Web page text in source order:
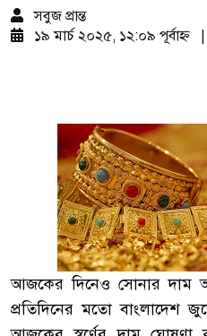
সবুজ প্রান্ত
১৯ মার্চ ২০২৫, ১২:০৯ পূর্বাহ্ন
আজকের দিনেও সোনার দাম
প্রতিদিনের মতো বাংলাদেশ